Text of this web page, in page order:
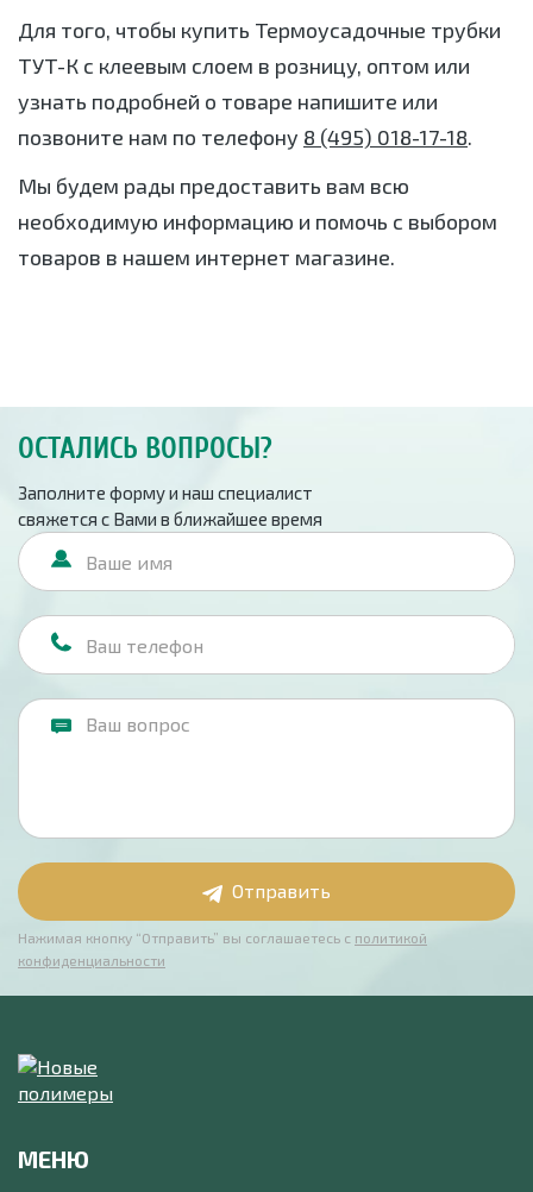
Для того, чтобы купить Термоусадочные трубки
ТУТ-К с клеевым слоем в розницу, оптом или
узнать подробней о товаре напишите или
позвоните нам по телефону 8 (495) 018-17-18.
Мы будем рады предоставить вам всю
необходимую информацию и помочь с выбором
товаров в нашем интернет магазине.
ОСТАЛИСЬ ВОПРОСЫ?
Заполните форму и наш специалист
свяжется с Вами в ближайшее время
Отправить
Нажимая кнопку “Отправить” вы соглашаетесь с политикой
конфиденциальности
МЕНЮ